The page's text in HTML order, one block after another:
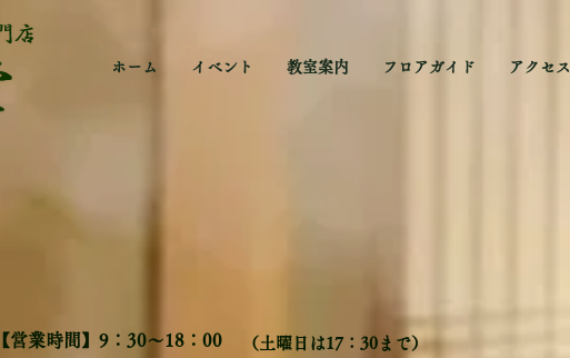
ホーム イベント 教室案内 フロアガイド アクセス
【営業時間】9：30～18：00 ​（土曜日は17：30まで）